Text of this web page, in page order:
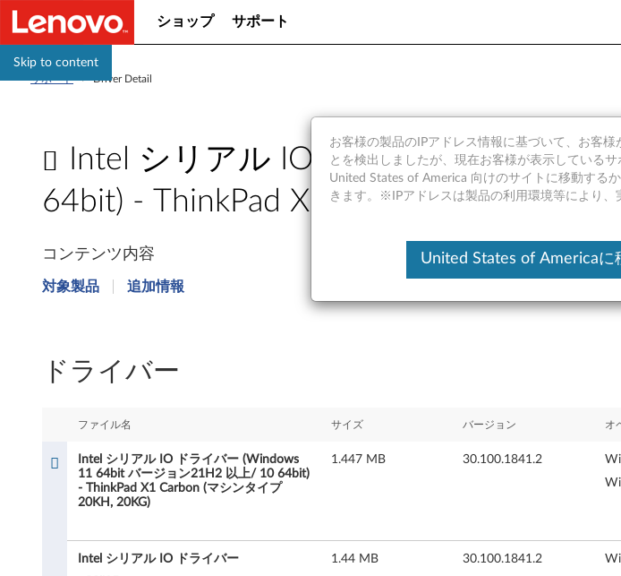
Skip to content
ショップ サポート
サポート >Driver Detail
Intel シリアル IO ドライバー
64bit) - ThinkPad X1 Carbon (マシンタ
n
コンテンツ内容
対象製品 追加情報
ドライバー
ファイル名 サイズ バージョン オ
Intel シリアル IO ドライバー (Windows
11 64bit バージョン21H2 以上/ 10 64bit)
- ThinkPad X1 Carbon (マシンタイプ
20KH, 20KG)
1.447 MB 30.100.1841.2
Intel シリアル IO ドライバー
1.44 MB 30.100.1841.2
お客様の製品のIPアドレス情報に基づいて、お客
とを検出しましたが、現在お客様が表示している
United States of America 向けのサイトに移動する
きます。※IPアドレスは製品の利用環境等により、
United States of Americaに